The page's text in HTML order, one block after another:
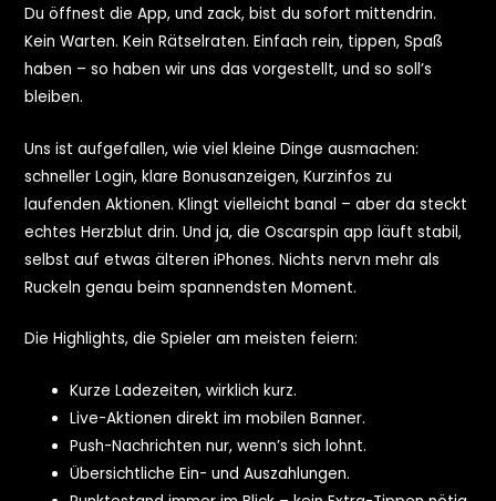
Du öffnest die App, und zack, bist du sofort mittendrin.
Kein Warten. Kein Rätselraten. Einfach rein, tippen, Spaß
haben – so haben wir uns das vorgestellt, und so soll’s
bleiben.
Uns ist aufgefallen, wie viel kleine Dinge ausmachen:
schneller Login, klare Bonusanzeigen, Kurzinfos zu
laufenden Aktionen. Klingt vielleicht banal – aber da steckt
echtes Herzblut drin. Und ja, die Oscarspin app läuft stabil,
selbst auf etwas älteren iPhones. Nichts nervn mehr als
Ruckeln genau beim spannendsten Moment.
Die Highlights, die Spieler am meisten feiern:
Kurze Ladezeiten, wirklich kurz.
Live-Aktionen direkt im mobilen Banner.
Push-Nachrichten nur, wenn’s sich lohnt.
Übersichtliche Ein- und Auszahlungen.